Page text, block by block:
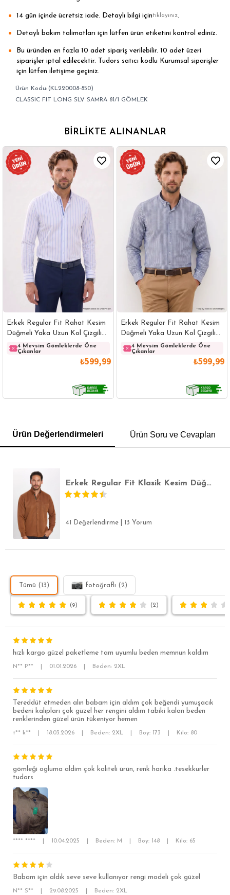
14 gün içinde ücretsiz iade. Detaylı bilgi içintıklayınız.
Detaylı bakım talimatları için lütfen ürün etiketini kontrol ediniz.
Bu üründen en fazla 10 adet sipariş verilebilir. 10 adet üzeri
siparişler iptal edilecektir. Tudors satıcı kodlu Kurumsal siparişler
için lütfen iletişime geçiniz.
(KL220008-850)
CLASSIC FIT LONG SLV SAMRA 81/1 GÖMLEK
BIRLIKTE ALINANLAR
Erkek Regular Fit Rahat Kesim
Düğmeli Yaka Uzun Kol Çizgili
Pamuklu Beyaz Gömlek
4 Mevsim Gömleklerde Öne
Çıkanlar
₺599,99
Erkek Regular Fit Rahat Kesim
Düğmeli Yaka Uzun Kol Çizgili
Pamuklu Lacivert Gömlek
4 Mevsim Gömleklerde Öne
Çıkanlar
₺599,99
POLO YAKA T-SHIRT KEMER BOXER
SÜPER SLİM FİT
Ürün Değerlendirmeleri Ürün Soru ve Cevapları
Erkek Regular Fit Klasik Kesim Düğmeli Yaka Pamuklu Kolay Ütülenebilir Oxford Düz Kahverengi Gömlek
41 Değerlendirme 13 Yorum
Tümü (13) fotoğraflı (2)
(9) (2)
hızlı kargo güzel paketleme tam uyumlu beden memnun kaldım
N** P** 01.01.2026 Beden: 2XL
Tereddüt etmeden alın babam için aldım çok beğendi yumuşacık
bedeni kalıpları çok güzel her rengini aldım tabiki kalan beden
renklerinden güzel ürün tükeniyor hemen
t** k** 18.03.2026 Beden: 2XL Boy: 173 Kilo: 80
gömleği ogluma aldim çok kaliteli ürün, renk harika .tesekkurler
tudors
**** **** 10.04.2025 Beden: M Boy: 148 Kilo: 65
Babam için aldık seve seve kullanıyor rengi modeli çok güzel
N** S** 29.08.2025 Beden: 2XL